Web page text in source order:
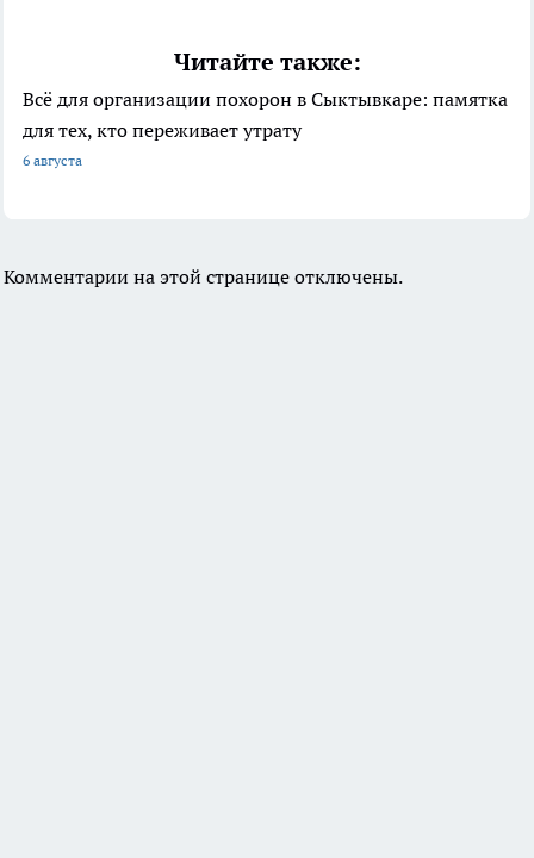
Читайте также:
Всё для организации похорон в Сыктывкаре: памятка
для тех, кто переживает утрату
6 августа
Комментарии на этой странице отключены.